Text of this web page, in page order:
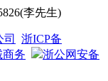
李先生)
浙ICP备
商务
浙公网安备